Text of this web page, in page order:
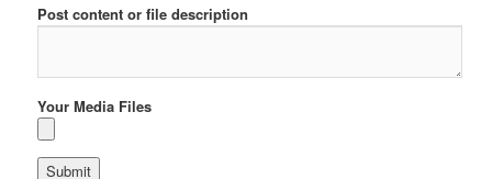
Post content or file description
Your Media Files